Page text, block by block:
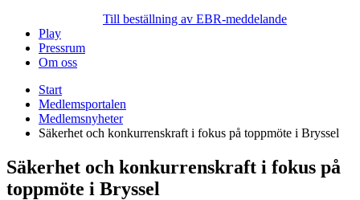
Till beställning av EBR-meddelande
Play
Pressrum
Om oss
Start
Medlemsportalen
Medlemsnyheter
Säkerhet och konkurrenskraft i fokus på toppmöte i Bryssel
Säkerhet och konkurrenskraft i fokus på
toppmöte i Bryssel